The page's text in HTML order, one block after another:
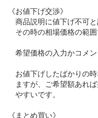
《お値下げ交渉》
商品説明に値下げ不可と
その時の相場価格の範
希望価格の入力かコメ
お値下げしたばかりの
ますが、ご希望額あれ
やすいです。
《まとめ買い》